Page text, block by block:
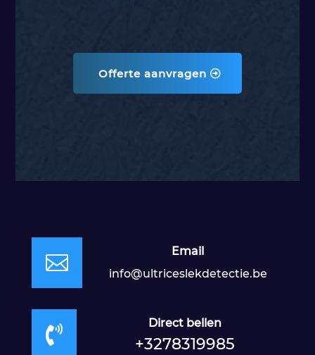
Offerte aanvragen

Email
info@ultriceslekdetectie.be

Direct bellen
+3278319985